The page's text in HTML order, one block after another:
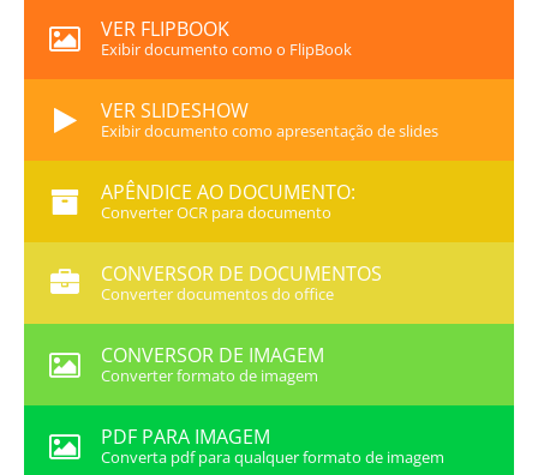
VER FLIPBOOK
Exibir documento como o FlipBook
VER SLIDESHOW
Exibir documento como apresentação de slides
APÊNDICE AO DOCUMENTO:
Converter OCR para documento
CONVERSOR DE DOCUMENTOS
Converter documentos do office
CONVERSOR DE IMAGEM
Converter formato de imagem
PDF PARA IMAGEM
Converta pdf para qualquer formato de imagem